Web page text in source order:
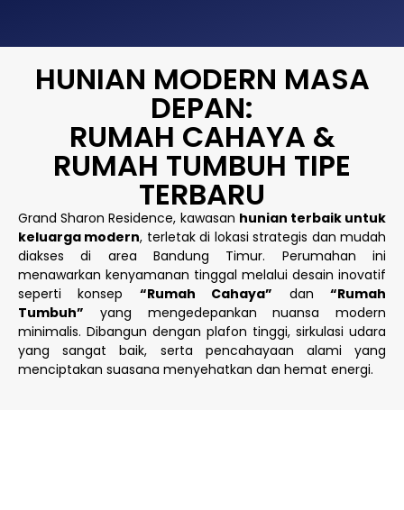
HUNIAN MODERN MASA
DEPAN:
RUMAH CAHAYA &
RUMAH TUMBUH TIPE
TERBARU
Grand Sharon Residence, kawasan hunian terbaik untuk
keluarga modern, terletak di lokasi strategis dan mudah
diakses di area Bandung Timur. Perumahan ini
menawarkan kenyamanan tinggal melalui desain inovatif
seperti konsep “Rumah Cahaya” dan“Rumah
Tumbuh” yang mengedepankan nuansa modern
minimalis. Dibangun dengan plafon tinggi, sirkulasi udara
yang sangat baik, serta pencahayaan alami yang
menciptakan suasana menyehatkan dan hemat energi.